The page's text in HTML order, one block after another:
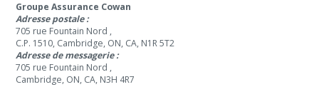
Groupe Assurance Cowan
Adresse postale :
705 rue Fountain Nord ,
C.P. 1510, Cambridge, ON, CA, N1R 5T2
Adresse de messagerie :
705 rue Fountain Nord ,
Cambridge, ON, CA, N3H 4R7